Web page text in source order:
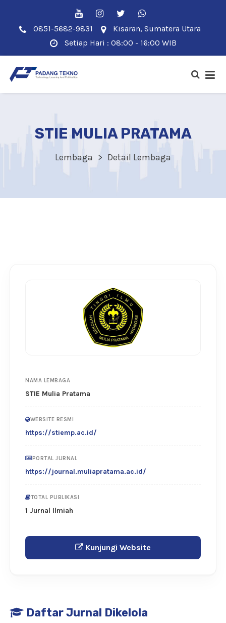
0851-5682-9831
Kisaran, Sumatera Utara
Setiap Hari : 08:00 - 16:00 WIB
STIE MULIA PRATAMA
Lembaga Detail Lembaga
NAMA LEMBAGA
STIE Mulia Pratama
WEBSITE RESMI
https://stiemp.ac.id/
PORTAL JURNAL
https://journal.muliapratama.ac.id/
TOTAL PUBLIKASI
1 Jurnal Ilmiah
Kunjungi Website
Daftar Jurnal Dikelola